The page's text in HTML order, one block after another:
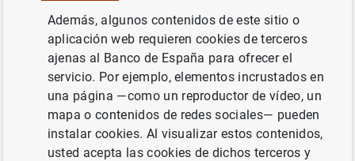
Se recuerda a los proveedores de servicios de
criptoactivos (CASP, por sus siglas en inglés) que presten
servicios de pago con fichas de dinero electrónico (EMT,
por sus siglas en inglés) que el próximo 1 de marzo de
2026 finaliza el periodo transitorio previstopor la
Autoridad Bancaria Europea en su no-action letter
Además, algunos contenidos de este sitio o
aplicación web requieren cookies de terceros
ajenas al Banco de España para ofrecer el
servicio. Por ejemplo, elementos incrustados en
una página —como un reproductor de vídeo, un
mapa o contenidos de redes sociales— pueden
instalar cookies. Al visualizar estos contenidos,
usted acepta las cookies de dichos terceros y